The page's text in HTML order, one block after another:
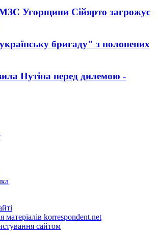
Угорщини Сійярто загрожує
бригаду" з полонених
Путіна перед дилемою -
матеріалів korrespondent.net
сайтом